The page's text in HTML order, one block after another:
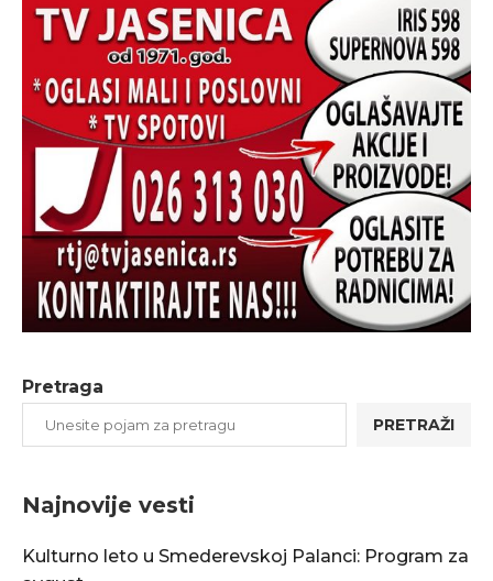
Pretraga
PRETRAŽI
Najnovije vesti
Kulturno leto u Smederevskoj Palanci: Program za